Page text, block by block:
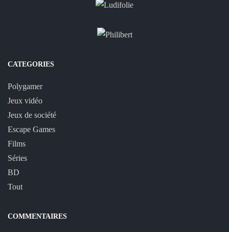
CATEGORIES
Polygamer
Jeux vidéo
Jeux de société
Escape Games
Films
Séries
BD
Tout
COMMENTAIRES